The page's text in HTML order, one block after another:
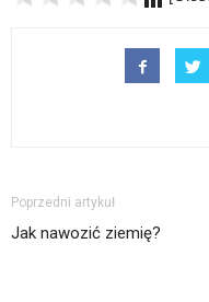
Poprzedni artykuł
Jak nawozić ziemię?